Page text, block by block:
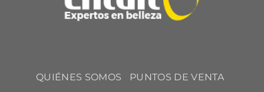
QUIÉNES SOMOS PUNTOS DE VENTA